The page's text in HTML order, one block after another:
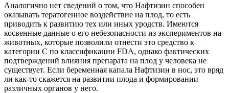
Аналогично нет сведений о том, что Нафтизин способен
оказывать тератогенное воздействие на плод, то есть
приводить к развитию тех или иных уродств. Имеются
косвенные данные о его небезопасности из экспериментов на
животных, которые позволили отнести это средство к
категории С по классификации FDA, однако фактических
подтверждений влияния препарата на плод у человека не
существует. Если беременная капала Нафтизин в нос, это вряд
ли как-то скажется на развитии плода и формировании
различных органов у него.